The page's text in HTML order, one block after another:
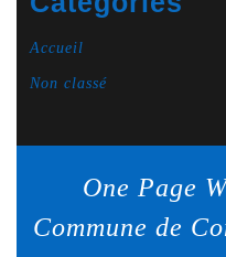
Accueil
Non classé
One Page
Commune de